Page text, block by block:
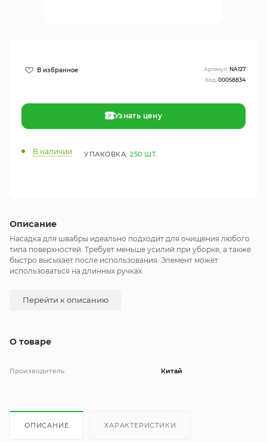
Описание
Насадка для швабры идеально подходит для очищения любого
типа поверхностей. Требует меньше усилий при уборке, а также
быстро высыхает после использования. Элемент может
использоваться на длинных ручках.
Перейти к описанию
О товаре
Производитель Китай
Артикул: NA127
Код:00058834
Узнать цену
В наличии УПАКОВКА: 250 ШТ.
ОПИСАНИЕ ХАРАКТЕРИСТИКИ